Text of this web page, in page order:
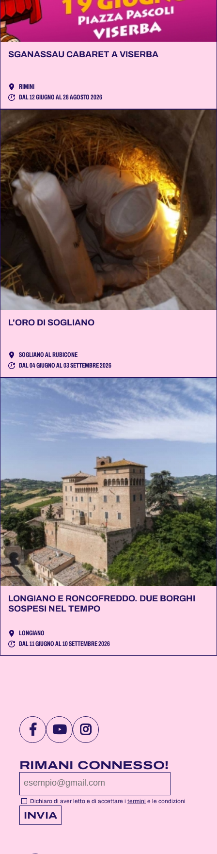
SGANASSAU CABARET A VISERBA
RIMINI
DAL 12 GIUGNO AL 28 AGOSTO 2026
L'ORO DI SOGLIANO
SOGLIANO AL RUBICONE
DAL 04 GIUGNO AL 03 SETTEMBRE 2026
LONGIANO E RONCOFREDDO. DUE BORGHI
SOSPESI NEL TEMPO
LONGIANO
DAL 11 GIUGNO AL 10 SETTEMBRE 2026
VISITA
PAGINA
FACEBOOK
DI
NOTTEROSA
VISITA
PAGINA
YOUTUBE
DI
NOTTEROSA
VISITA
PAGINA
INSTAGRAM
DI
NOTTEROSA
RIMANI CONNESSO!
Dichiaro di aver letto e di accettare i termini e le condizioni
INVIA